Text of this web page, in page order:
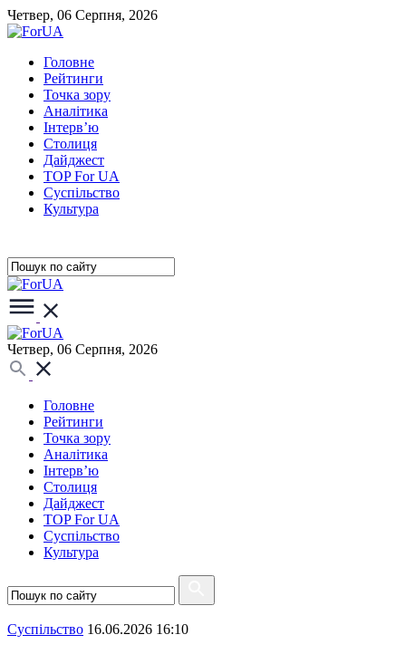
Четвер, 06 Серпня, 2026
Головне
Рейтинги
Точка зору
Аналітика
Інтерв’ю
Столиця
Дайджест
TOP For UA
Суспiльство
Культура
Четвер, 06 Серпня, 2026
Головне
Рейтинги
Точка зору
Аналітика
Інтерв’ю
Столиця
Дайджест
TOP For UA
Суспiльство
Культура
Суспiльство 16.06.2026 16:10